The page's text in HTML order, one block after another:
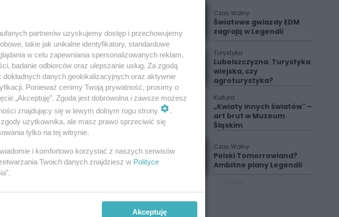
w dystrybucję towaru, co
działalności, odkryto
o wartości rynkowej
które nie posiadały
wskazują, że Skarb
podatków.
grupie
decyzji Sądu Rejonowego
w postaci
na terenie
sugerują, że grupa
Czas Wolny
Światowe gwiazdy EDM
zagrają w Legendii
Turystyka
Lubelszczyzna. Turystyka
wiejska, czy
agroturystyka?
Kultura
„Kwiaty innych światów" –
art brut w Muzeum
Śląskim
Czas Wolny
Polski Tomorrowland?
Ambitne plany Legendii
partnerów uzyskujemy dostęp i przechowujemy
takie jak unikalne identyfikatory, standardowe
w celu zapewniania spersonalizowanych reklam,
badanie odbiorców oraz ulepszanie usług. Za zgodą
danych geolokalizacyjnych oraz aktywnie
Ponieważ cenimy Twoją prywatność, prosimy o
„Akceptuję”. Zgoda jest dobrowolna i zawsze możesz
znajdujący się w lewym dolnym rogu strony
.
użytkownika, ale masz prawo sprzeciwić się
tylko na tej witrynie.
i komfortowo korzystać z naszych serwisów
Twoich danych znajdziesz w Polityce
Akceptuję